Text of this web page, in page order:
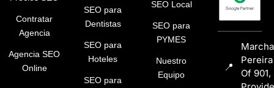
Contratar
Agencia
Agencia SEO
Online
SEO para
Dentistas
SEO para
Hoteles
SEO para
SEO Local
SEO para
PYMES
Nuestro
Equipo
📍
Pereira
Of 901,